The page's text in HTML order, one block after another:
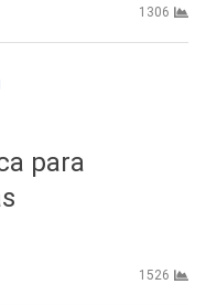
1306
para
1526